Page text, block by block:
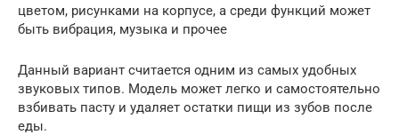
цветом, рисунками на корпусе, а среди функций может
быть вибрация, музыка и прочее
Данный вариант считается одним из самых удобных
звуковых типов. Модель может легко и самостоятельно
взбивать пасту и удаляет остатки пищи из зубов после
еды.